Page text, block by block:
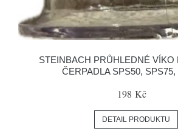
STEINBACH PRŮHLEDNÉ VÍKO
ČERPADLA SPS50, SPS75,
198 Kč
DETAIL PRODUKTU